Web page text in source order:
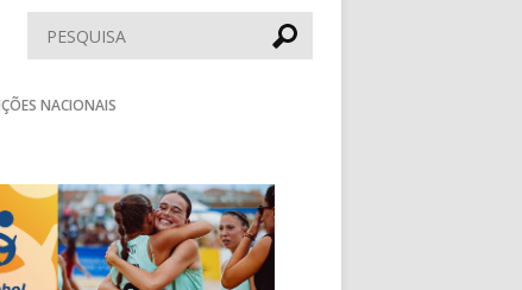
Pesquisar
NACIONAIS
Seguinte